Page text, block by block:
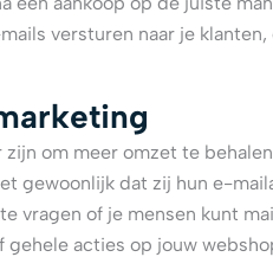
versturen naar je
om meer omzet te
gewoonlijk dat zij hun e-
vragen of je mensen kunt
acties op jouw